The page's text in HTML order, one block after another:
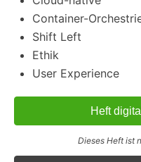
Container-
Shift Left
Ethik
User Experience
Heft
Dieses Heft ist